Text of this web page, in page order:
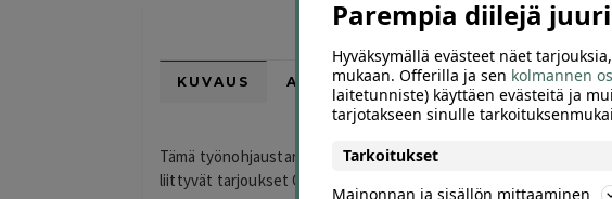
KUVAUS ARVIOT (0) SUOSITTELE
Tämä työnohjaustarjous ei ole tällä hetkellä saatavilla, mutta voit
liittyvät tarjoukset Offerillasta.
Parempia diilejä
Hyväksymällä evästeet näet
mukaan. Offerilla ja sen kolmannen
laitetunniste) käyttäen evästeitä ja
tarjotakseen sinulle
Tarkoitukset
Mainonnan ja sisällön mittaaminen